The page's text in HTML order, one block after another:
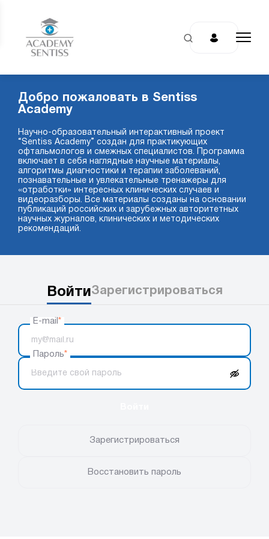
Добро пожаловать в Sentiss
Academy
Научно-образовательный интерактивный проект
“Sentiss Academy” создан для практикующих
офтальмологов и смежных специалистов. Программа
включает в себя наглядные научные материалы,
алгоритмы диагностики и терапии заболеваний,
познавательные и увлекательные тренажеры для
«отработки» интересных клинических случаев и
видеоразборы. Все материалы созданы на основании
публикаций российских и зарубежных авторитетных
научных журналов, клинических и методических
рекомендаций.
ВойтиЗарегистрироваться
E-mail *
Пароль*
Зарегистрироваться
Восстановить пароль